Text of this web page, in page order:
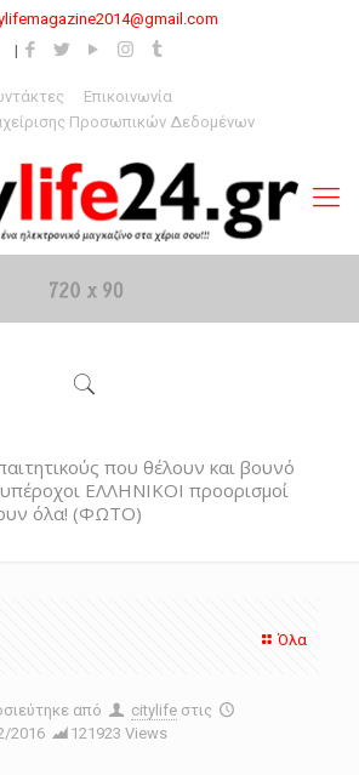
Επικοινωνία
Προσωπικών Δεδομένων
που θέλουν και βουνό
ΕΛΛΗΝΙΚΟΙ προορισμοί
όλα! (ΦΩΤΟ)
Όλα
από citylife στις
2016
121923 Views